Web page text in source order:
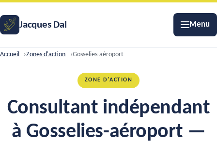
Jacques Dal Menu
Accueil Zones d'action Gosselies-aéroport
ZONE D'ACTION
Consultant indépendant
à Gosselies-aéroport —